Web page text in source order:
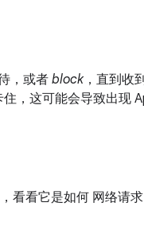
，或者 block，直到收
住，这可能会导致出现
看看它是如何 网络请求